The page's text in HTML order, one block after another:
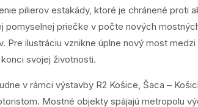
pilierov estakády, ktoré je chránené proti
pomyselnej priečke v počte nových
ilustráciu vznikne úplne nový most
konci svojej životnosti.
v rámci výstavby R2 Košice, Šaca –
Mostné objekty spájajú metropolu